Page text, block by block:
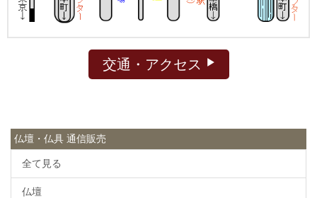
交通・アクセス
仏壇・仏具 通信販売
全て見る
仏壇